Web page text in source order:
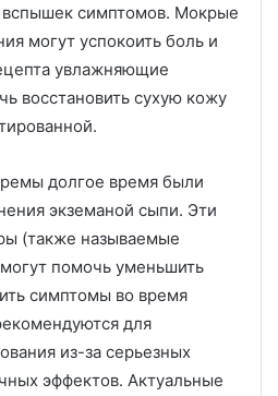
симптомов. Мокрые
могут успокоить боль и
увлажняющие
восстановить сухую кожу
долгое время были
экземаной сыпи. Эти
(также называемые
помочь уменьшить
симптомы во время
для
из-за серьезных
эффектов. Актуальные